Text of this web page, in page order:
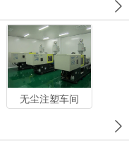
无尘注塑车间